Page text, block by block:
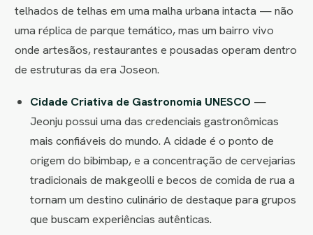
telhados de telhas em uma malha urbana intacta — não
uma réplica de parque temático, mas um bairro vivo
onde artesãos, restaurantes e pousadas operam dentro
de estruturas da era Joseon.
Cidade Criativa de Gastronomia UNESCO —
Jeonju possui uma das credenciais gastronômicas
mais confiáveis do mundo. A cidade é o ponto de
origem do bibimbap, e a concentração de cervejarias
tradicionais de makgeolli e becos de comida de rua a
tornam um destino culinário de destaque para grupos
que buscam experiências autênticas.